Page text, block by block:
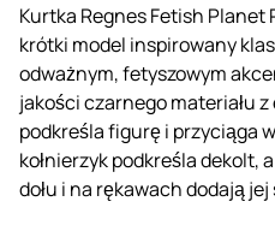
Kurtka Regnes Fetish Planet
krótki model inspirowany
odważnym, fetyszowym
jakości czarnego materiału z
podkreśla figurę i przyciąga
kołnierzyk podkreśla dekolt,
dołu i na rękawach dodają